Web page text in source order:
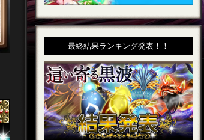
最終結果ランキング発表！！